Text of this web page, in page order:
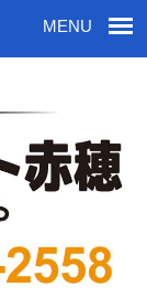
MENU